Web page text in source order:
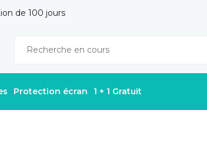
de 100 jours
Protection écran 1 + 1 Gratuit